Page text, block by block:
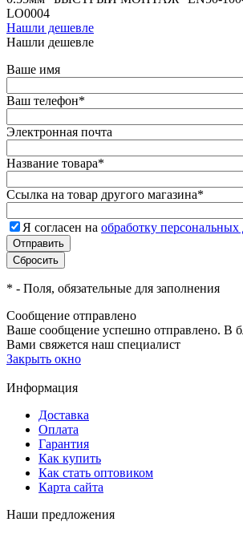
LO0004
Нашли дешевле
Нашли дешевле
Ваше имя
Ваш телефон*
Электронная почта
Название товара*
Ссылка на товар другого магазина*
Я согласен на обработку
* - Поля, обязательные для заполнения
Сообщение отправлено
Ваше сообщение успешно отправлено. В
Вами свяжется наш специалист
Закрыть окно
Информация
Доставка
Оплата
Гарантия
Как купить
Как стать оптовиком
Карта сайта
Наши предложения